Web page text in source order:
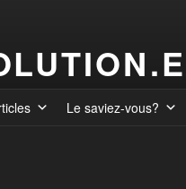
Le saviez-vous?